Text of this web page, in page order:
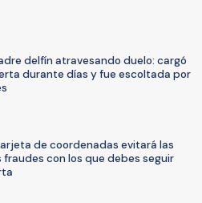
delfín atravesando duelo: cargó
durante días y fue escoltada por
de coordenadas evitará las
fraudes con los que debes seguir